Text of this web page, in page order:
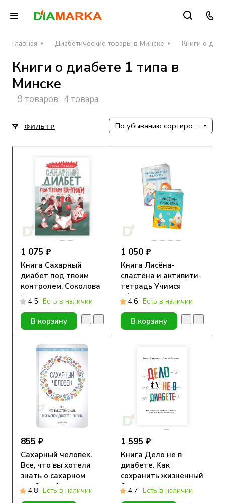
Главная Диабетические товары в Минске Книги о
Книги о диабете 1 типа в
Минске
9 товаров 4 товара
ФИЛЬТР По убыванию сортировки
1 075 ₽
Книга Сахарный
диабет под твоим
контролем, Соколова
Е. 4.5 Есть в наличии
В корзину
1 050 ₽
Книга Лисёна-
сластёна и активити-
тетрадь Учимся
общаться и дружить
4.6 Есть в наличии
В корзину
855 ₽
Сахарный человек.
Все, что вы хотели
знать о сахарном
диабете 1-го типа
4.8 Есть в наличии
1 595 ₽
Книга Дело не в
диабете. Как
сохранить жизненный
баланс и принять
новую реальность?
4.7 Есть в наличии